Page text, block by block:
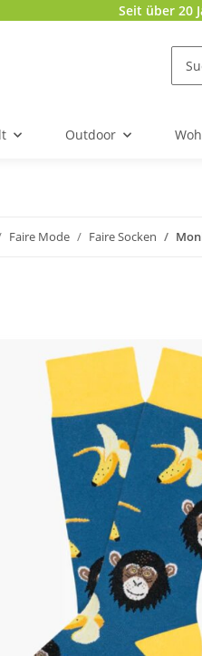
Seit über 20
Outdoor
Faire Mode Faire Socken